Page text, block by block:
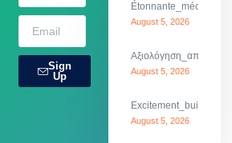
Sign
Up
August 5, 2026
August 5, 2026
August 5, 2026